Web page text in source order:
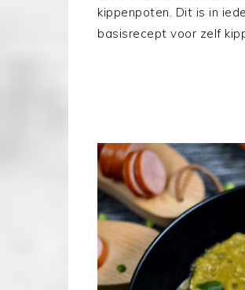
kippenpoten. Dit is in
basisrecept voor zelf